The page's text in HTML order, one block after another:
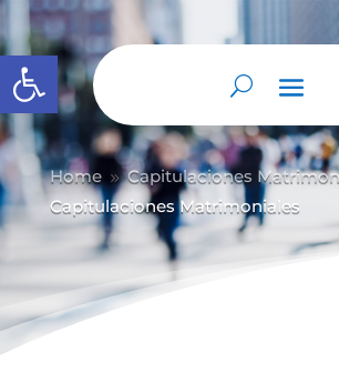
Abrir barra de herramientas
Home 9 Capitulaciones
Capitulaciones Matrimoniales